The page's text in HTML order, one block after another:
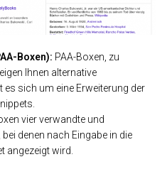
Boxen): PAA-Boxen, zu
Ihnen alternative
sich um eine Erweiterung der
vier verwandte und
denen nach Eingabe in die
angezeigt wird.